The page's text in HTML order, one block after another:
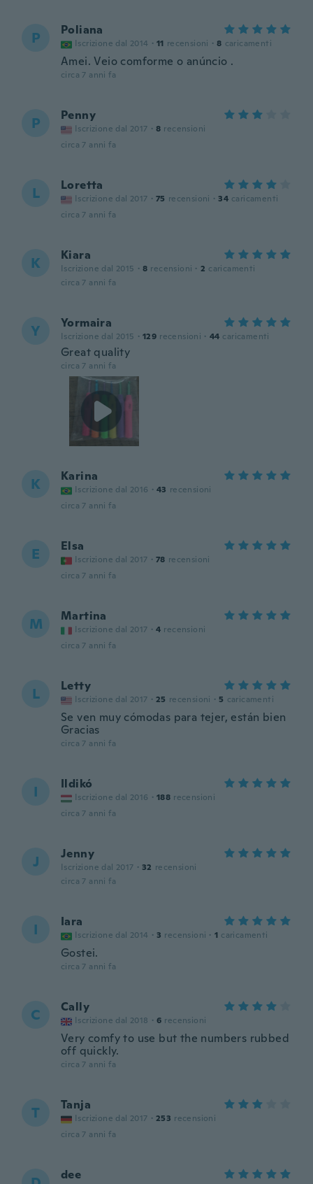
P Poliana
Iscrizione dal 2014 · 11 recensioni · 8 caricamenti
Amei. Veio comforme o anúncio .
circa 7 anni fa
P Penny
Iscrizione dal 2017 · 8 recensioni
circa 7 anni fa
L Loretta
Iscrizione dal 2017 · 75 recensioni · 34 caricamenti
circa 7 anni fa
K Kiara
Iscrizione dal 2015 · 8 recensioni · 2 caricamenti
circa 7 anni fa
Y Yormaira
Iscrizione dal 2015 · 129 recensioni · 44 caricamenti
Great quality
circa 7 anni fa
K Karina
Iscrizione dal 2016 · 43 recensioni
circa 7 anni fa
E Elsa
Iscrizione dal 2017 · 78 recensioni
circa 7 anni fa
M Martina
Iscrizione dal 2017 · 4 recensioni
circa 7 anni fa
L Letty
Iscrizione dal 2017 · 25 recensioni · 5 caricamenti
Se ven muy cómodas para tejer, están bien
Gracias
circa 7 anni fa
I Ildikó
Iscrizione dal 2016 · 188 recensioni
circa 7 anni fa
J Jenny
Iscrizione dal 2017 · 32 recensioni
circa 7 anni fa
I Iara
Iscrizione dal 2014 · 3 recensioni · 1 caricamenti
Gostei.
circa 7 anni fa
C Cally
Iscrizione dal 2018 · 6 recensioni
Very comfy to use but the numbers rubbed
off quickly.
circa 7 anni fa
T Tanja
Iscrizione dal 2017 · 253 recensioni
circa 7 anni fa
dee